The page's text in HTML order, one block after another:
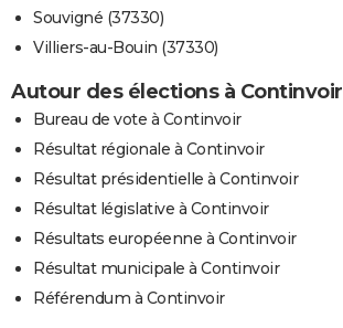
Souvigné (37330)
Villiers-au-Bouin (37330)
Autour des élections à Continvoir
Bureau de vote à Continvoir
Résultat régionale à Continvoir
Résultat présidentielle à Continvoir
Résultat législative à Continvoir
Résultats européenne à Continvoir
Résultat municipale à Continvoir
Référendum à Continvoir